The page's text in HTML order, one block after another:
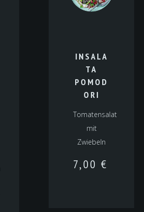
INSALA
TA
POMOD
ORI
Tomatensalat
mit
Zwiebeln
7,00 €